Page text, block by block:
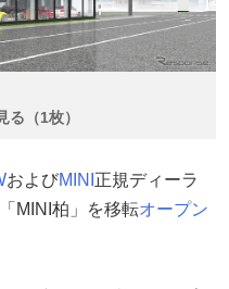
る（1枚）
およびMINI 正規ディーラ
MINI柏」を移転オープン